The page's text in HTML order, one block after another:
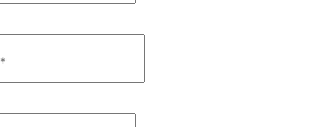
*